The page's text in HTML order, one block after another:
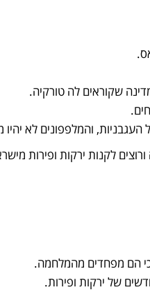
שקוראים לה טורקיה.
והמלפפונים לא יהיו
לקנות ירקות ופירות
הם מפחדים מהמלחמה.
של ירקות ופירות.